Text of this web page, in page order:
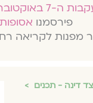
ה-7 באוקטובר 2023
פירסמנו
מפנות לקריאה
דינה - תכנים